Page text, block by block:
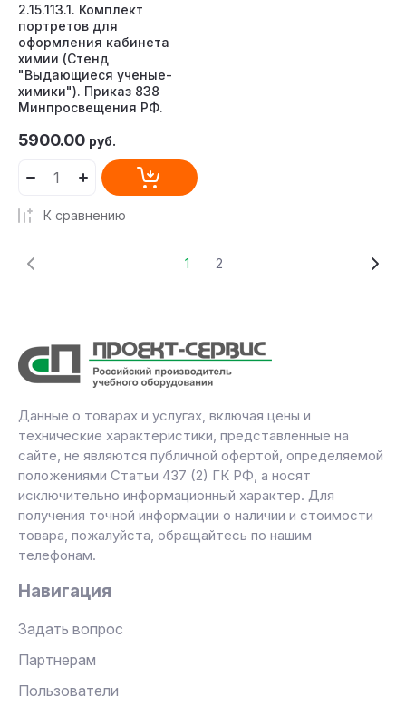
2.15.113.1. Комплект
портретов для
оформления кабинета
химии (Стенд
"Выдающиеся ученые-
химики"). Приказ 838
Минпросвещения РФ.
5900.00 руб.
К сравнению
1 2
Данные о товарах и услугах, включая цены и
технические характеристики, представленные на
сайте, не являются публичной офертой, определяемой
положениями Статьи 437 (2) ГК РФ, а носят
исключительно информационный характер. Для
получения точной информации о наличии и стоимости
товара, пожалуйста, обращайтесь по нашим
телефонам.
Навигация
Задать вопрос
Партнерам
Пользователи